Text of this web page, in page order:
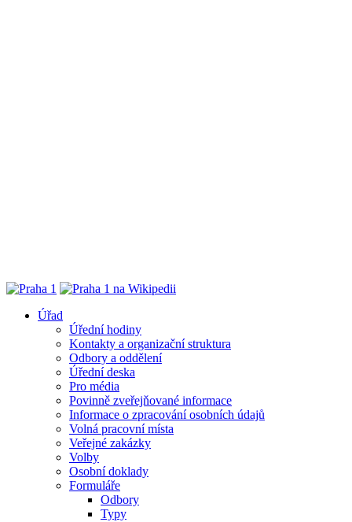
Úřad
Úřední hodiny
Kontakty a organizační struktura
Odbory a oddělení
Úřední deska
Pro média
Povinně zveřejňované informace
Informace o zpracování osobních údajů
Volná pracovní místa
Veřejné zakázky
Volby
Osobní doklady
Formuláře
Odbory
Typy